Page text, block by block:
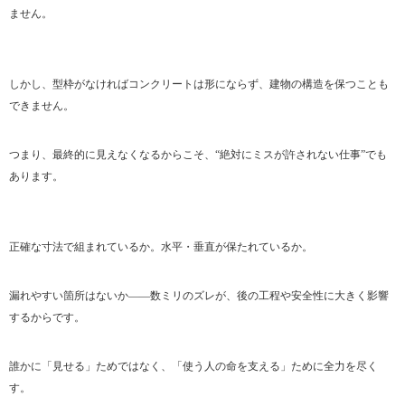
ません。
しかし、型枠がなければコンクリートは形にならず、建物の構造を保つことも
できません。
つまり、最終的に見えなくなるからこそ、“絶対にミスが許されない仕事”でも
あります。
正確な寸法で組まれているか。水平・垂直が保たれているか。
漏れやすい箇所はないか――数ミリのズレが、後の工程や安全性に大きく影響
するからです。
誰かに「見せる」ためではなく、「使う人の命を支える」ために全力を尽く
す。